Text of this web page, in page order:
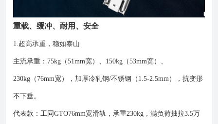
重载、缓冲、耐用、安全
1.超高承重，稳如泰山
主流承重：75kg（51mm宽）、150kg（53mm宽）、
230kg（76mm宽），加厚冷轧钢/不锈钢（1.5-2.5mm），抗变形
不下垂。
代表款：工同GTO76mm宽滑轨，承重230kg，满负荷抽拉3.5万